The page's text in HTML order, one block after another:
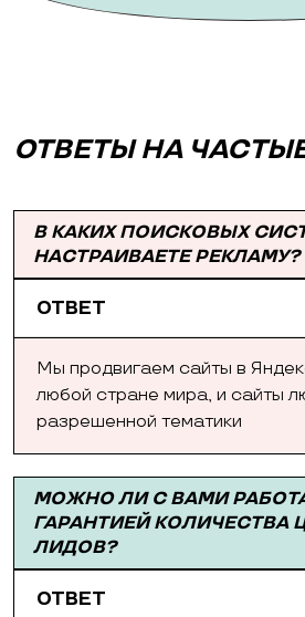
ОТВЕТЫ НА
В КАКИХ ПОИСКОВЫХ
НАСТРАИВАЕТЕ РЕКЛАМУ?
ОТВЕТ
Мы продвигаем сайты в
любой стране мира, и сайты
разрешенной тематики
МОЖНО ЛИ С ВАМИ
ГАРАНТИЕЙ КОЛИЧЕСТВА
ЛИДОВ?
ОТВЕТ